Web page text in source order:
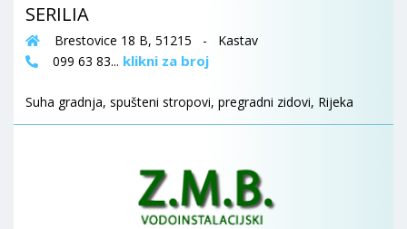
SERILIA
Brestovice 18 B, 51215 - Kastav
099 63 83... klikni za broj
Suha gradnja, spušteni stropovi, pregradni zidovi, Rijeka